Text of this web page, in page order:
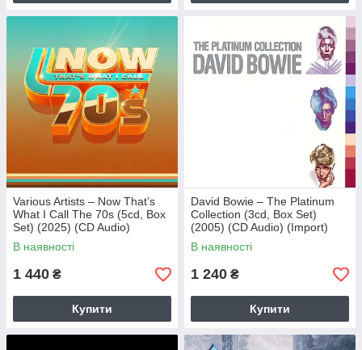
Various Artists – Now That’s
What I Call The 70s (5cd, Box
Set) (2025) (CD Audio)
(Import)
В наявності
1 440 ₴
Купити
David Bowie – The Platinum
Collection (3cd, Box Set)
(2005) (CD Audio) (Import)
В наявності
1 240 ₴
Купити